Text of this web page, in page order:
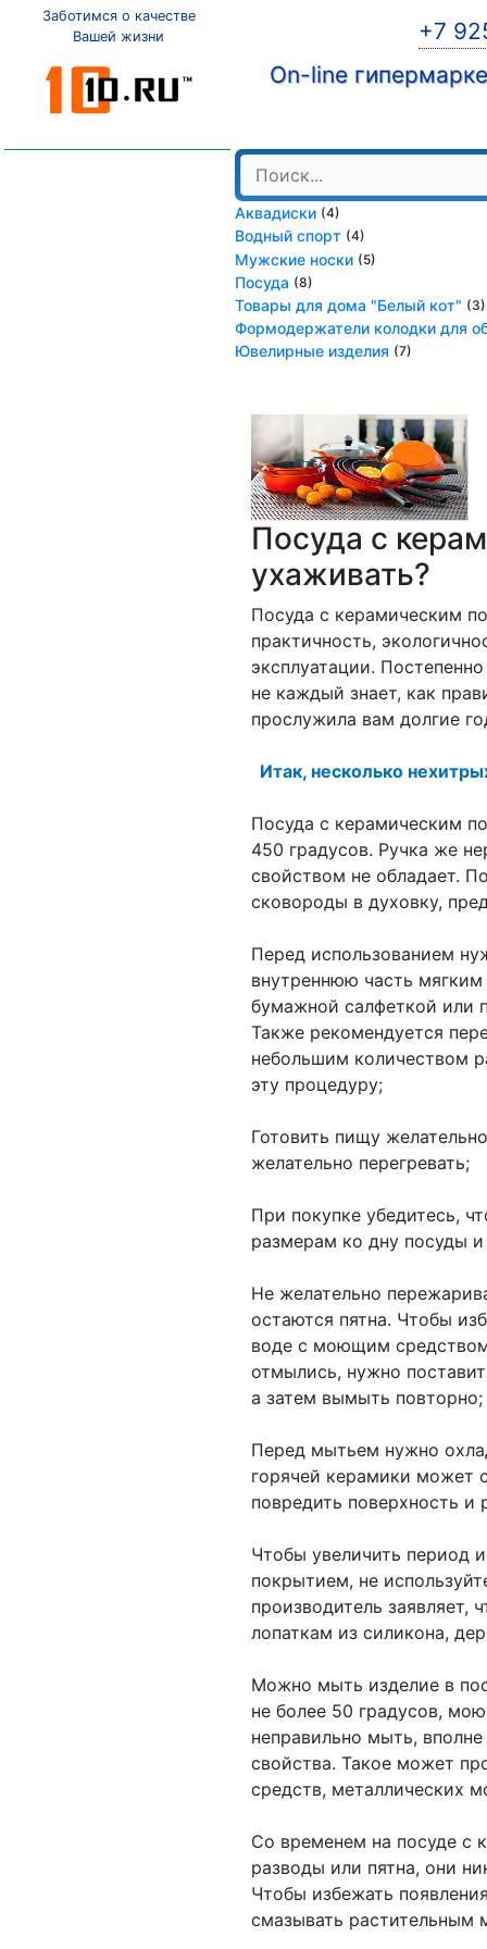
Заботимся о качестве
Вашей жизни
+7
On-line
Аквадиски (4)
Водный спорт (4)
Мужские носки (5)
Посуда (8)
Товары для дома "Белый кот" (3)
Формодержатели колодки для
Ювелирные изделия (7)
Посуда с
ухаживать?
Посуда с керамическим
практичность,
эксплуатации.
не каждый знает, как
прослужила вам долгие
Итак, несколько
Посуда с керамическим
450 градусов. Ручка же
свойством не обладает.
сковороды в духовку,
Перед использованием
внутреннюю часть
бумажной салфеткой или
Также рекомендуется
небольшим количеством
эту процедуру;
Готовить пищу
желательно перегревать;
При покупке убедитесь,
размерам ко дну посуды
Не желательно
остаются пятна. Чтобы
воде с моющим
отмылись, нужно
а затем вымыть повторно;
Перед мытьем нужно
горячей керамики может
повредить поверхность
Чтобы увеличить период
покрытием, не
производитель заявляет,
лопаткам из силикона,
Можно мыть изделие в
не более 50 градусов,
неправильно мыть,
свойства. Такое может
средств, металлических
Со временем на посуде с
разводы или пятна, они
Чтобы избежать
смазывать растительным